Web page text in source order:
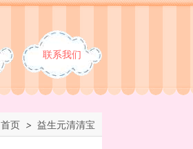
联系我们
首页 > 益生元清清宝